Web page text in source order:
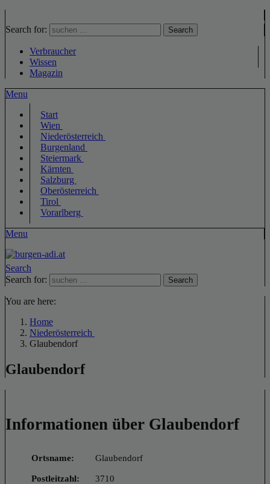
Search for: Search
Verbraucher
Wissen
Magazin
Menu
Start
Wien
Niederösterreich
Burgenland
Steiermark
Kärnten
Salzburg
Oberösterreich
Tirol
Vorarlberg
Menu
Search
Search for:
Search
You are here:
Home
Niederösterreich
Glaubendorf
Glaubendorf
Informationen über Glaubendorf
Ortsname: Glaubendorf
Postleitzahl: 3710